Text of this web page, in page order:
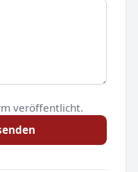
veröffentlicht.